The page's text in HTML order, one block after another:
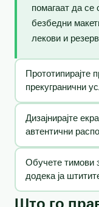
помагаат да се
безбедни
лекови и
Прототипирајте
прекугранични
Дизајнирајте
автентични
Обучете тимови
додека ја